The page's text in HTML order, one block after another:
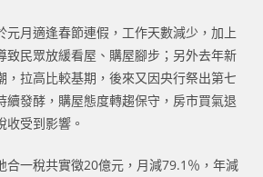
元月適逢春節連假，工作天數減少，加上
致民眾放緩看屋、購屋腳步；另外去年新
，拉高比較基期，後來又因央行祭出第七
續發酵，購屋態度轉趨保守，房市買氣退
收受到影響。
合一稅共實徵20億元，月減79.1％，年減